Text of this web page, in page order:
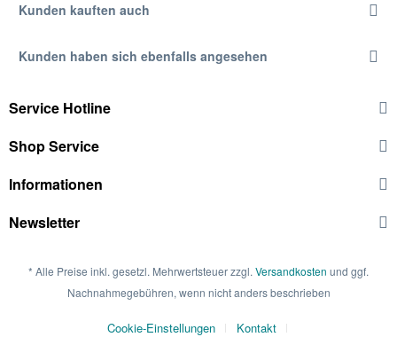
Kunden kauften auch
Kunden haben sich ebenfalls angesehen
Service Hotline
Shop Service
Informationen
Newsletter
* Alle Preise inkl. gesetzl. Mehrwertsteuer zzgl. Versandkosten und ggf.
Nachnahmegebühren, wenn nicht anders beschrieben
Cookie-Einstellungen Kontakt